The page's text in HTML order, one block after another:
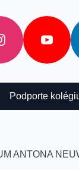
Podporte
ANTONA